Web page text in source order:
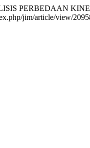
PERBEDAAN
jim/article/view/